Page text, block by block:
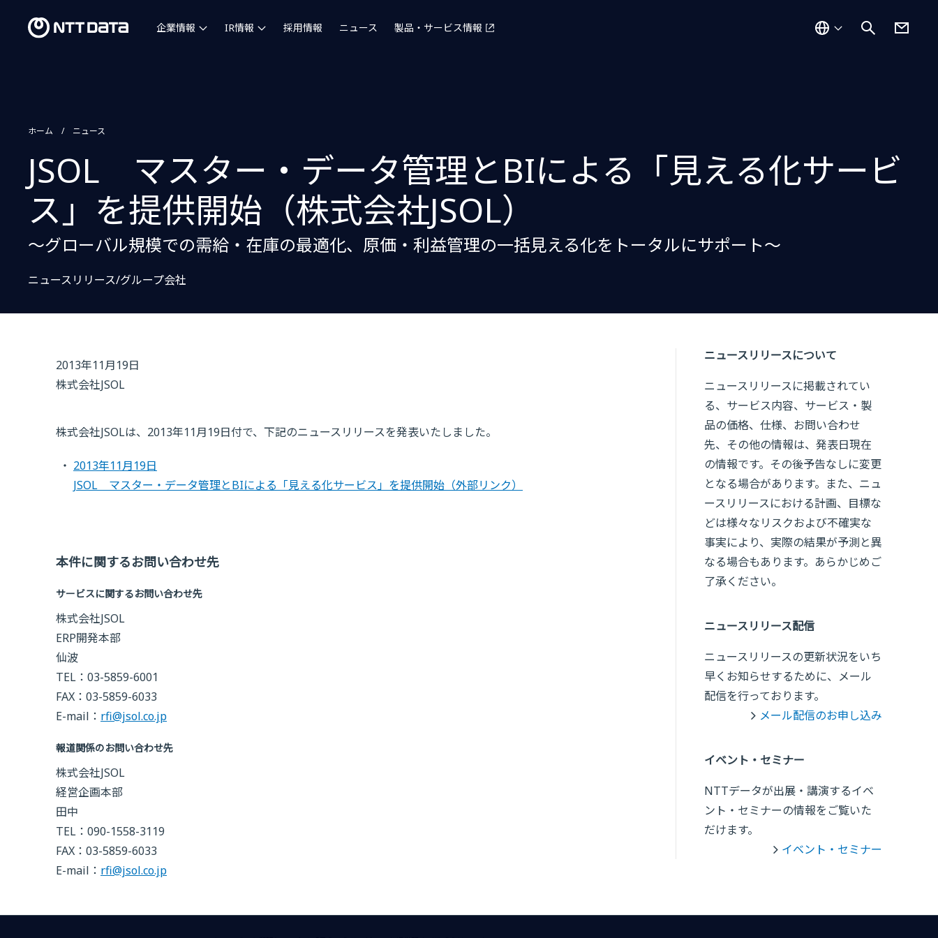
企業情報 IR情報 採用情報 ニュース 製品・サービス情報
ホーム ニュース
JSOL マスター・データ管理とBIによる「見える化サービ
ス」を提供開始（株式会社JSOL）
～グローバル規模での需給・在庫の最適化、原価・利益管理の一括見える化をトータルにサポート～
ニュースリリース/グループ会社
2013年11月19日
株式会社JSOL
株式会社JSOLは、2013年11月19日付で、下記のニュースリリースを発表いたしました。
2013年11月19日
JSOL マスター・データ管理とBIによる「見える化サービス」を提供開始 （外部リンク）
本件に関するお問い合わせ先
サービスに関するお問い合わせ先
株式会社JSOL
ERP開発本部
仙波
TEL：03-5859-6001
FAX：03-5859-6033
E-mail： rfi@jsol.co.jp
報道関係のお問い合わせ先
株式会社JSOL
経営企画本部
田中
TEL：090-1558-3119
FAX：03-5859-6033
E-mail： rfi@jsol.co.jp
ニュースリリースについて
ニュースリリースに掲載されてい
る、サービス内容、サービス・製
品の価格、仕様、お問い合わせ
先、その他の情報は、発表日現在
の情報です。その後予告なしに変更
となる場合があります。また、ニュ
ースリリースにおける計画、目標な
どは様々なリスクおよび不確実な
事実により、実際の結果が予測と異
なる場合もあります。あらかじめご
了承ください。
ニュースリリース配信
ニュースリリースの更新状況をいち
早くお知らせするために、メール
配信を行っております。
メール配信のお申し込み
イベント・セミナー
NTTデータが出展・講演するイベ
ント・セミナーの情報をご覧いた
だけます。
イベント・セミナー